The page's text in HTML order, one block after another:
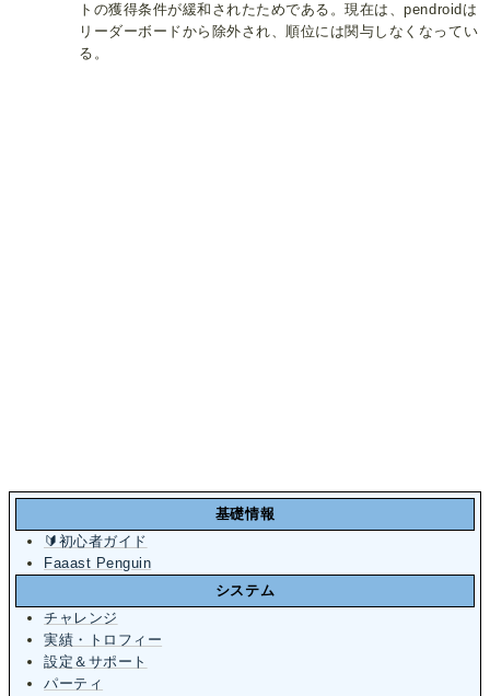
トの獲得条件が緩和されたためである。現在は、pendroidは
リーダーボードから除外され、順位には関与しなくなってい
る。
基礎情報
🔰初心者ガイド
Faaast Penguin
システム
チャレンジ
実績・トロフィー
設定＆サポート
パーティ